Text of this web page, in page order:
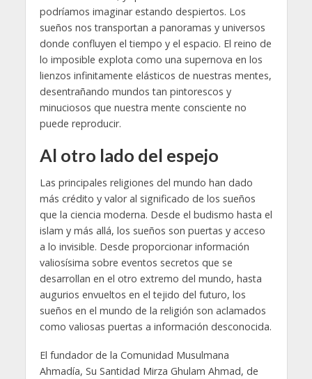
podríamos imaginar estando despiertos. Los
sueños nos transportan a panoramas y universos
donde confluyen el tiempo y el espacio. El reino de
lo imposible explota como una supernova en los
lienzos infinitamente elásticos de nuestras mentes,
desentrañando mundos tan pintorescos y
minuciosos que nuestra mente consciente no
puede reproducir.
Al otro lado del espejo
Las principales religiones del mundo han dado
más crédito y valor al significado de los sueños
que la ciencia moderna. Desde el budismo hasta el
islam y más allá, los sueños son puertas y acceso
a lo invisible. Desde proporcionar información
valiosísima sobre eventos secretos que se
desarrollan en el otro extremo del mundo, hasta
augurios envueltos en el tejido del futuro, los
sueños en el mundo de la religión son aclamados
como valiosas puertas a información desconocida.
El fundador de la Comunidad Musulmana
Ahmadía, Su Santidad Mirza Ghulam Ahmad, de